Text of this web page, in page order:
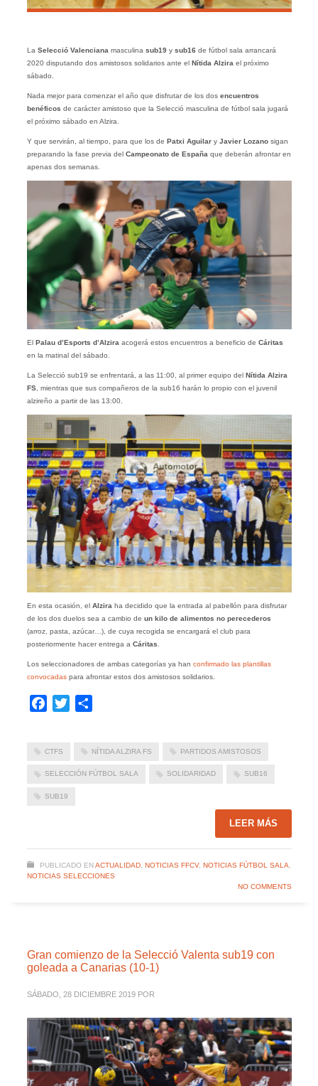
La Selecció Valenciana masculina sub19y sub16 de fútbol sala arrancará
2020 disputando dos amistosos solidarios ante elNítida Alzira el próximo
sábado.
Nada mejor para comenzar el año que disfrutar de los dos encuentros
benéficos de carácter amistoso que la Selecció masculina de fútbol sala jugará
el próximo sábado en Alzira.
Y que servirán, al tiempo, para que los de Patxi Aguilar y Javier Lozanosigan
preparando la fase previa del Campeonato de España que deberán afrontar en
apenas dos semanas.
El Palau d’Esports d’Alziraacogerá estos encuentros a beneficio de Cáritas
en la matinal del sábado.
La Selecció sub19 se enfrentará, a las 11:00, al primer equipo del
Nítida Alzira
FS, mientras que sus compañeros de la sub16 harán lo propio con el juvenil
alzireño a partir de las 13:00.
En esta ocasión, el Alzira ha decidido que la entrada al pabellón para disfrutar
de los dos duelos sea a cambio de un kilo de alimentos no perecederos
(arroz, pasta, azúcar…), de cuya recogida se encargará el club para
posteriormente hacer entrega a Cáritas
Los seleccionadores de ambas categorías ya han confirmado las plantillas
convocadaspara afrontar estos dos amistosos solidarios.
Facebook
Twitter
CTFS NÍTIDA ALZIRA FS PARTIDOS AMISTOSOS
SELECCIÓN FÚTBOL SALA SOLIDARIDAD SUB16
SUB19
LEER MÁS
PUBLICADO EN ACTUALIDAD, NOTICIAS FFCV, NOTICIAS FÚTBOL SALA
NOTICIAS SELECCIONES
NO COMMENTS
Gran comienzo de la Selecció Valenta sub19 con
goleada a Canarias (10-1)
SÁBADO, 28 DICIEMBRE 2019 POR